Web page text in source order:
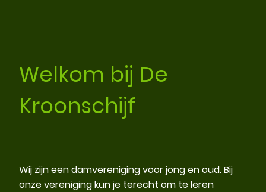
Welkom bij De
Kroonschijf
Wij zijn een damvereniging voor jong en oud. Bij
onze vereniging kun je terecht om te leren